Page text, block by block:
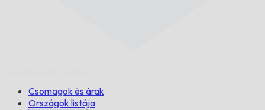
Csomagok és árak
Országok listája